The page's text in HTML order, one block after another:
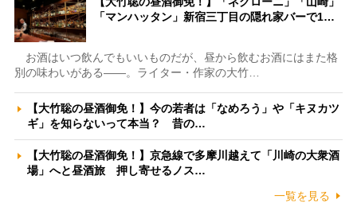
「マンハッタン」新宿三丁目の隠れ家バーで1…
お酒はいつ飲んでもいいものだが、昼から飲むお酒にはまた格
別の味わいがある――。ライター・作家の大竹…
【大竹聡の昼酒御免！】今の若者は「なめろう」や「キヌカツ
ギ」を知らないって本当？ 昔の…
【大竹聡の昼酒御免！】京急線で多摩川越えて「川崎の大衆酒
場」へと昼酒旅 押し寄せるノス…
一覧を見る